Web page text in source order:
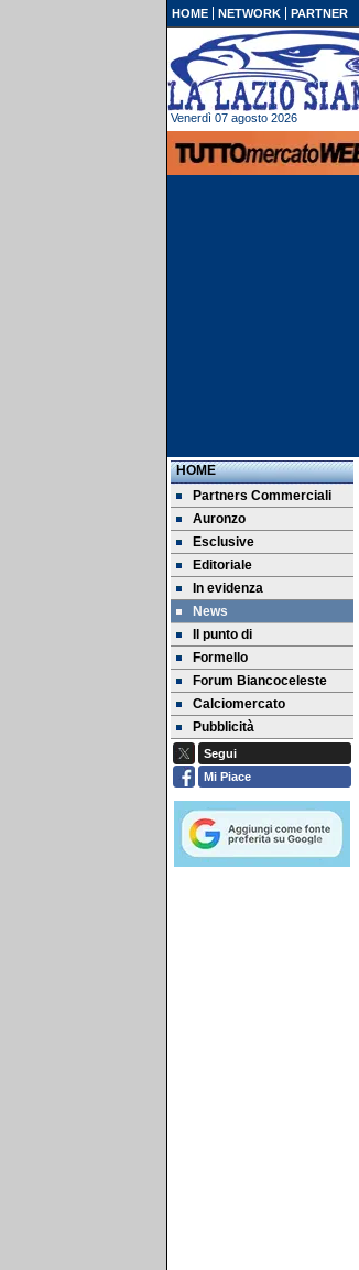
HOME NETWORK PARTNER
Venerdì 07 agosto 2026
HOME
Partners Commerciali
Auronzo
Esclusive
Editoriale
In evidenza
News
Il punto di
Formello
Forum Biancoceleste
Calciomercato
Pubblicità
Segui
Mi Piace